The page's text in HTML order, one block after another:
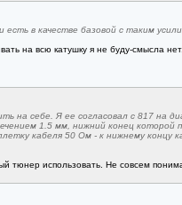
в качестве базовой с таким
на всю катушку я не буду-смысла
на себе. Я ее согласовал с 817 на
1.5 мм, нижний конец которой
кабеля 50 Ом - к нижнему концу
использовать. Не совсем